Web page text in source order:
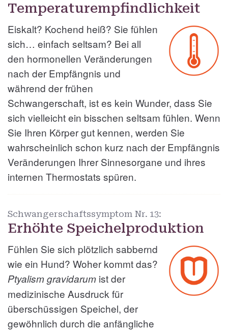
Temperaturempfindlichkeit
Eiskalt? Kochend heiß? Sie fühlen
sich… einfach seltsam? Bei all
den hormonellen Veränderungen
nach der Empfängnis und
während der frühen
Schwangerschaft, ist es kein Wunder, dass Sie
sich vielleicht ein bisschen seltsam fühlen. Wenn
Sie Ihren Körper gut kennen, werden Sie
wahrscheinlich schon kurz nach der Empfängnis
Veränderungen Ihrer Sinnesorgane und ihres
internen Thermostats spüren.
Schwangerschaftssymptom Nr. 13:
Erhöhte Speichelproduktion
Fühlen Sie sich plötzlich sabbernd
wie ein Hund? Woher kommt das?
Ptyalism gravidarum ist der
medizinische Ausdruck für
überschüssigen Speichel, der
gewöhnlich durch die anfängliche